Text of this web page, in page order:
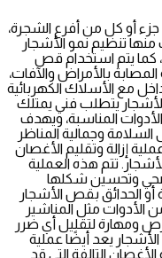
أو كل من أفرع الشجرة،
تنظيم نمو الأشجار
كما يتم استخدام قص
المصابة بالأمراض والآفات،
مع الأسلاك الكهربائية
الأشجار يتطلب فني يمتلك
المناسبة، ويهدف
وجمالية المناظر
إزالة وتقليم الأغصان
تتم هذه العملية
وتحسين شكلها
الحدائق بقص الأشجار
الأدوات مثل المناشير
ومهارة لتقليل أي ضرر
يعد أيضًا عملية
التالفة التي قد